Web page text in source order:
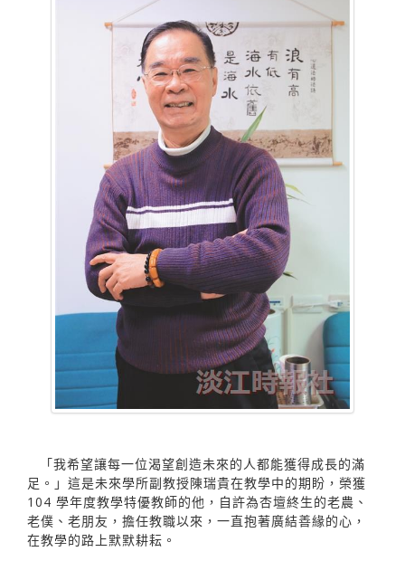
「我希望讓每一位渴望創造未來的人都能獲得成長的滿
足。」這是未來學所副教授陳瑞貴在教學中的期盼，榮獲
104 學年度教學特優教師的他，自許為杏壇終生的老農、
老僕、老朋友，擔任教職以來，一直抱著廣結善緣的心，
在教學的路上默默耕耘。